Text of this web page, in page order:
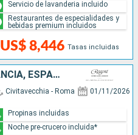
US$ 8,446 Tasas incluidas
Servicio de lavanderia incluido
Restaurantes de especialidades y
bebidas premium incluidos
ITALIA, MALTA, TÚNEZ, FRANCIA, ESPAÑA
Civitavecchia - Roma 01/11/2026
Propinas incluidas
Noche pre-crucero incluida*